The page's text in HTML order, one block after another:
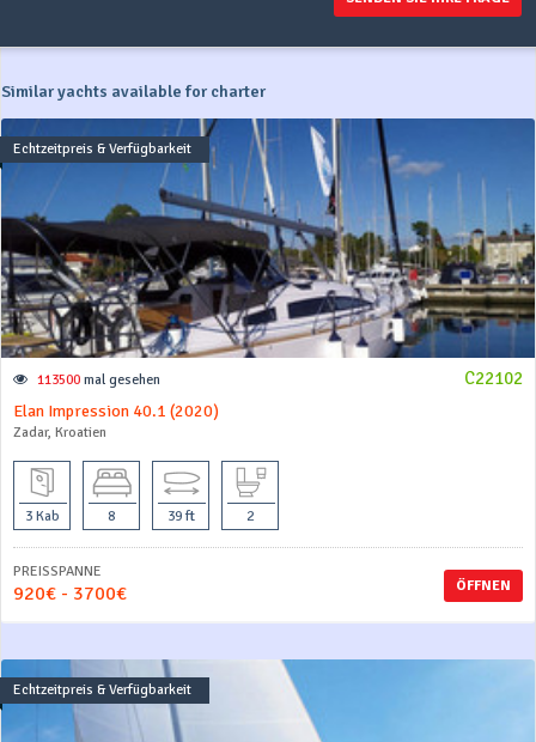
Similar yachts available for charter
Echtzeitpreis & Verfügbarkeit
C22102
113500 mal gesehen
Elan Impression 40.1 (2020)
Zadar, Kroatien
3 Kab 8 39 ft 2
ÖFFNEN
PREISSPANNE
920€ - 3700€
Echtzeitpreis & Verfügbarkeit